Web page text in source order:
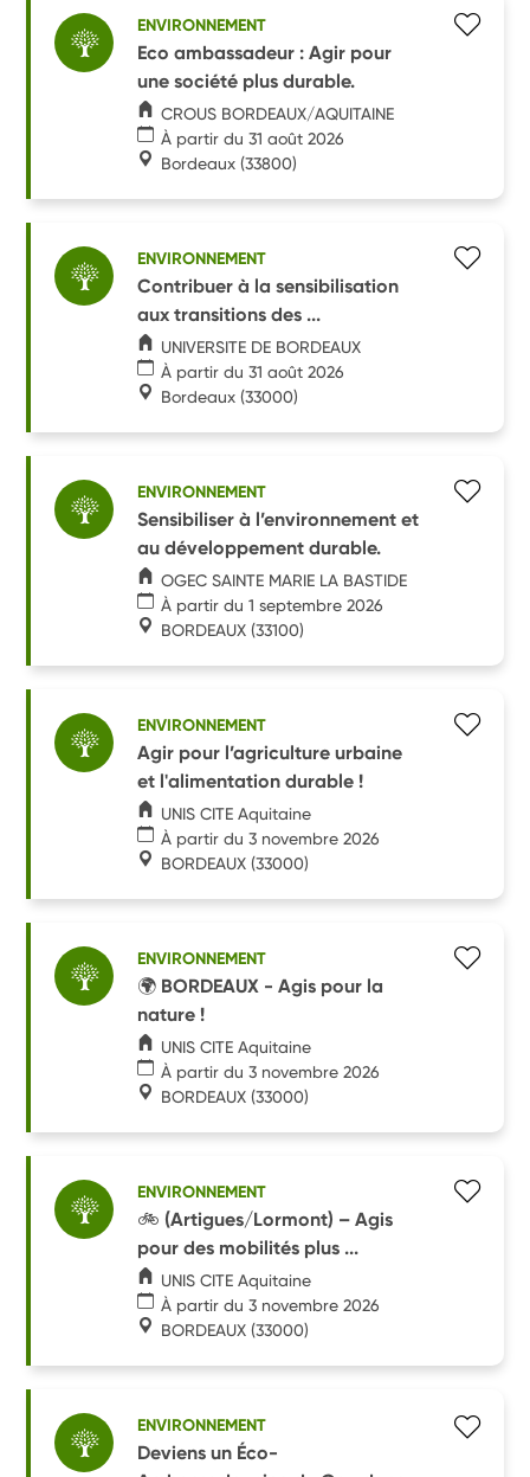
ENVIRONNEMENT
Eco ambassadeur : Agir pour
une société plus durable.
CROUS BORDEAUX/AQUITAINE
À partir du 31 août 2026
Bordeaux (33800)
ENVIRONNEMENT
Contribuer à la sensibilisation
aux transitions des ...
UNIVERSITE DE BORDEAUX
À partir du 31 août 2026
Bordeaux (33000)
ENVIRONNEMENT
Sensibiliser à l’environnement et
au développement durable.
OGEC SAINTE MARIE LA BASTIDE
À partir du 1 septembre 2026
BORDEAUX (33100)
ENVIRONNEMENT
Agir pour l’agriculture urbaine
et l'alimentation durable !
UNIS CITE Aquitaine
À partir du 3 novembre 2026
BORDEAUX (33000)
ENVIRONNEMENT
🌍 BORDEAUX - Agis pour la
nature !
UNIS CITE Aquitaine
À partir du 3 novembre 2026
BORDEAUX (33000)
ENVIRONNEMENT
🚲 (Artigues/Lormont) – Agis
pour des mobilités plus ...
UNIS CITE Aquitaine
À partir du 3 novembre 2026
BORDEAUX (33000)
ENVIRONNEMENT
Deviens un Éco-